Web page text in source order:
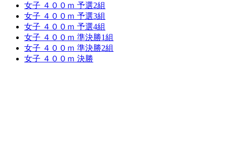
女子 ４００ｍ 予選2組
女子 ４００ｍ 予選3組
女子 ４００ｍ 予選4組
女子 ４００ｍ 準決勝1組
女子 ４００ｍ 準決勝2組
女子 ４００ｍ 決勝